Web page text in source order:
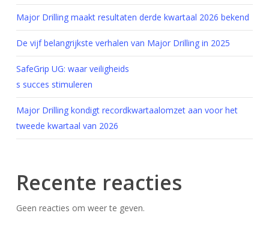
Major Drilling maakt resultaten derde kwartaal 2026 bekend
De vijf belangrijkste verhalen van Major Drilling in 2025
SafeGrip UG: waar veiligheids
s succes stimuleren
Major Drilling kondigt recordkwartaalomzet aan voor het
tweede kwartaal van 2026
Recente reacties
Geen reacties om weer te geven.